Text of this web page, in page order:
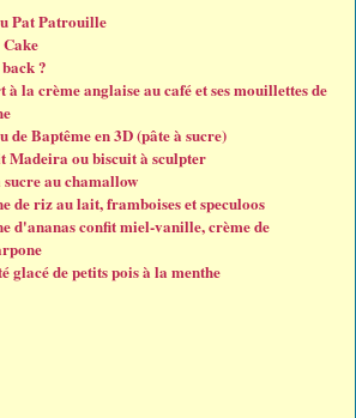
Pat Patrouille
?
à la crème anglaise au café et ses mouillettes de
de Baptême en 3D (pâte à sucre)
Madeira ou biscuit à sculpter
sucre au chamallow
de riz au lait, framboises et speculoos
d'ananas confit miel-vanille, crème de
glacé de petits pois à la menthe